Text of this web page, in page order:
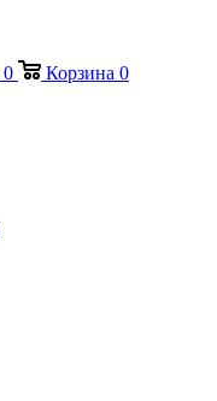
0 Корзина 0